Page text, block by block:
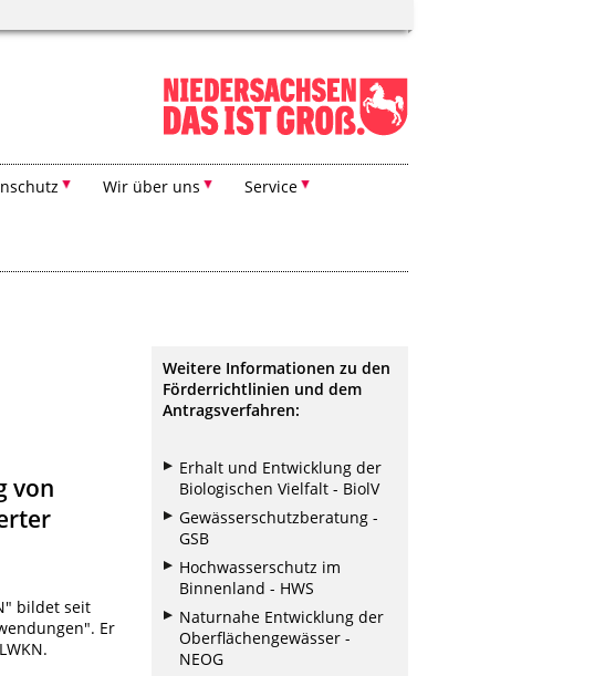
Wir über uns Service
von
bildet seit
Er
Weitere Informationen zu den
Förderrichtlinien und dem
Antragsverfahren:
Erhalt und Entwicklung der
Biologischen Vielfalt - BiolV
Gewässerschutzberatung -
GSB
Hochwasserschutz im
Binnenland - HWS
Naturnahe Entwicklung der
Oberflächengewässer -
NEOG